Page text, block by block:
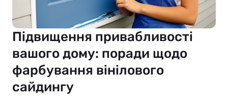
Підвищення привабливості
вашого дому: поради щодо
фарбування вінілового
сайдингу